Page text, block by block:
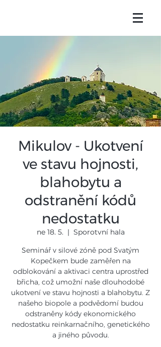
Mikulov - Ukotvení
ve stavu hojnosti,
blahobytu a
odstranění kódů
nedostatku
ne 18. 5.
  |
Sporotvní hala
Seminář v silové zóně pod Svatým
Kopečkem bude zaměřen na
odblokování a aktivaci centra uprostřed
břicha, což umožní naše dlouhodobé
ukotvení ve stavu hojnosti a blahobytu. Z
našeho biopole a podvědomí budou
odstraněny kódy ekonomického
nedostatku reinkarnačního, genetického
a jiného původu.